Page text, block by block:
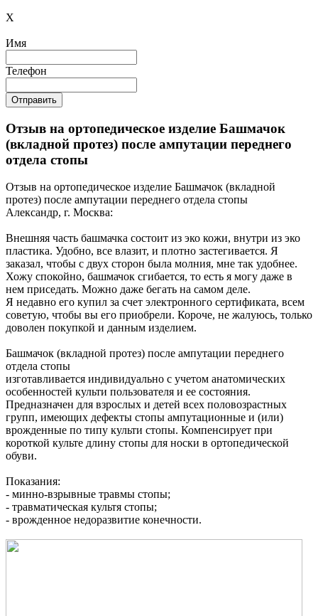
X
Имя
Телефон
Отзыв на ортопедическое изделие Башмачок
(вкладной протез) после ампутации переднего
отдела стопы
Отзыв на ортопедическое изделие Башмачок (вкладной
протез) после ампутации переднего отдела стопы
Александр, г. Москва:
Внешняя часть башмачка состоит из эко кожи, внутри из эко
пластика. Удобно, все влазит, и плотно застегивается. Я
заказал, чтобы с двух сторон была молния, мне так удобнее.
Хожу спокойно, башмачок сгибается, то есть я могу даже в
нем приседать. Можно даже бегать на самом деле.
Я недавно его купил за счет электронного сертификата, всем
советую, чтобы вы его приобрели. Короче, не жалуюсь, только
доволен покупкой и данным изделием.
Башмачок (вкладной протез) после ампутации переднего
отдела стопы
изготавливается индивидуально с учетом анатомических
особенностей культи пользователя и ее состояния.
Предназначен для взрослых и детей всех половозрастных
групп, имеющих дефекты стопы ампутационные и (или)
врожденные по типу культи стопы. Компенсирует при
короткой культе длину стопы для носки в ортопедической
обуви.
Показания:
- минно-взрывные травмы стопы;
- травматическая культя стопы;
- врожденное недоразвитие конечности.